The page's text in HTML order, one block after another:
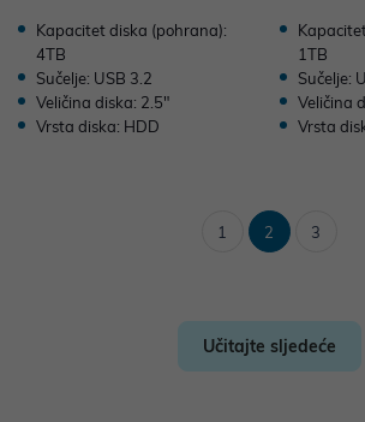
Kapacitet diska (pohrana):
4TB
Sučelje: USB 3.2
Veličina diska: 2.5"
Vrsta diska: HDD
1TB
Sučelje:
Veličina
Vrsta
1 2 3
Učitajte sljedeće